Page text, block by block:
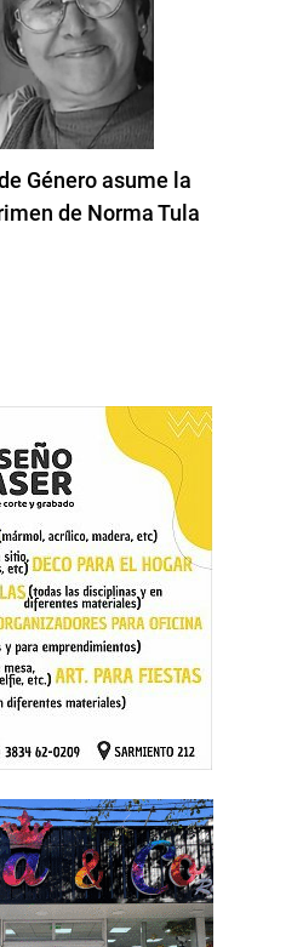
Género asume la
de Norma Tula